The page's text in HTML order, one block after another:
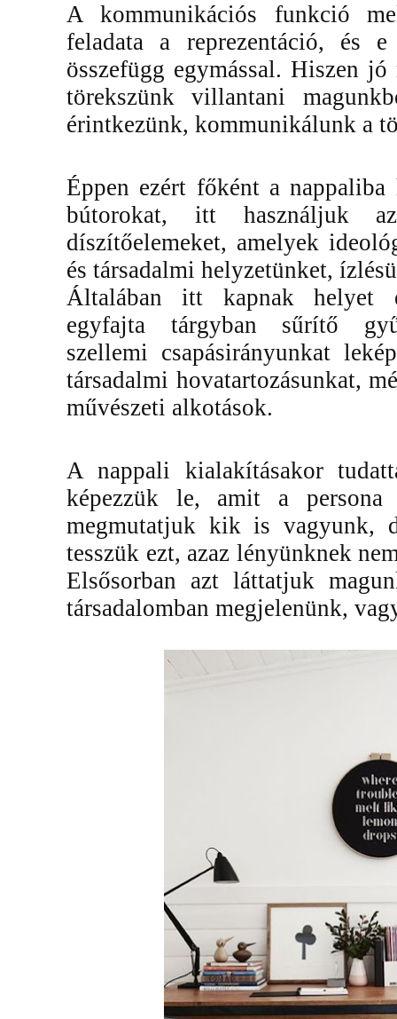
A kommunikációs funkció
feladata a reprezentáció, és e
összefügg egymással. Hiszen
törekszünk villantani
érintkezünk, kommunikálunk a
Éppen ezért főként a
bútorokat, itt használjuk
díszítőelemeket, amelyek
és társadalmi helyzetünket,
Általában itt kapnak helyet
egyfajta tárgyban sűrítő
szellemi csapásirányunkat
társadalmi hovatartozásunkat,
művészeti alkotások.
A nappali kialakításakor
képezzük le, amit a persona
megmutatjuk kik is vagyunk,
tesszük ezt, azaz lényünknek
Elsősorban azt láttatjuk
társadalomban megjelenünk,